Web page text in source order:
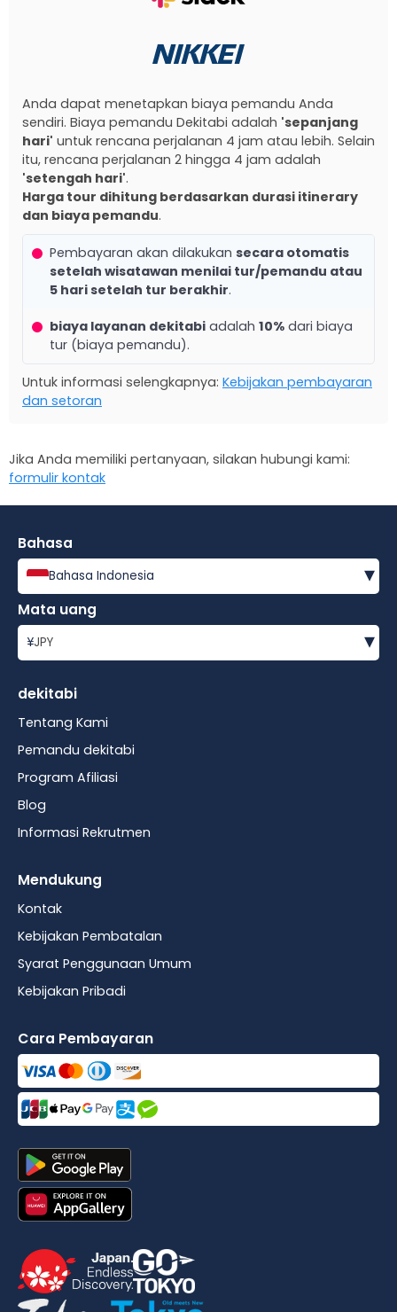
Anda dapat menetapkan biaya pemandu Anda
sendiri. Biaya pemandu Dekitabi adalah 'sepanjang
hari' untuk rencana perjalanan 4 jam atau lebih. Selain
itu, rencana perjalanan 2 hingga 4 jam adalah
'setengah hari'.
Harga tour dihitung berdasarkan durasi itinerary
dan biaya pemandu.
Pembayaran akan dilakukan secara otomatis
setelah wisatawan menilai tur/pemandu atau
5 hari setelah tur berakhir.
biaya layanan dekitabi adalah 10% dari biaya
tur (biaya pemandu).
Untuk informasi selengkapnya: Kebijakan pembayaran
dan setoran
Jika Anda memiliki pertanyaan, silakan hubungi kami:
formulir kontak
Bahasa
Bahasa Indonesia ▾
Mata uang
¥JPY ▾
dekitabi
Tentang Kami
Pemandu dekitabi
Program Afiliasi
Blog
Informasi Rekrutmen
Mendukung
Kontak
Kebijakan Pembatalan
Syarat Penggunaan Umum
Kebijakan Pribadi
Cara Pembayaran